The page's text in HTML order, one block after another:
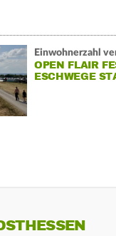
Einwohnerzahl
OPEN FLAIR
ESCHWEGE